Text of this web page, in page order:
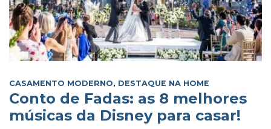
CASAMENTO MODERNO, DESTAQUE NA HOME
Conto de Fadas: as 8 melhores
músicas da Disney para casar!